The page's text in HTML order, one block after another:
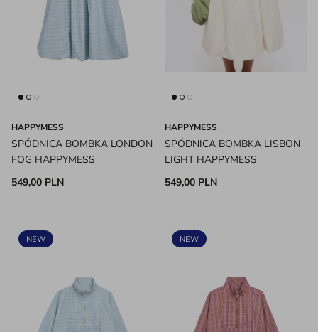
HAPPYMESS
SPÓDNICA BOMBKA LONDON
FOG HAPPYMESS
549,00 PLN
HAPPYMESS
SPÓDNICA BOMBKA LISBON
LIGHT HAPPYMESS
549,00 PLN
NEW NEW